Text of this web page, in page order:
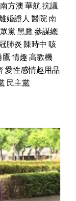
南方澳華航抗議
婚證人 醫院南
黨黑鷹參謀總
肺炎陳時中 咳
鷹情趣高教機
愛性感情趣用品
民主黨